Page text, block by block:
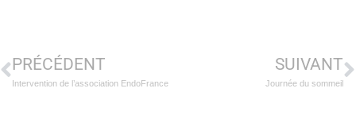
PRÉCÉDENT
Intervention de l’association EndoFrance
SUIVANT
Journée du sommeil